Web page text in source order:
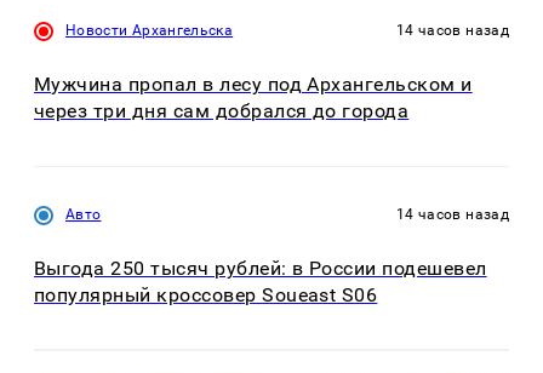
Новости Архангельска 14 часов назад
Мужчина пропал в лесу под Архангельском и
через три дня сам добрался до города
Авто 14 часов назад
Выгода 250 тысяч рублей: в России подешевел
популярный кроссовер Soueast S06